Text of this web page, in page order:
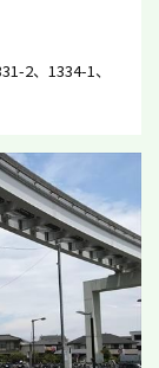
2、1334-1、